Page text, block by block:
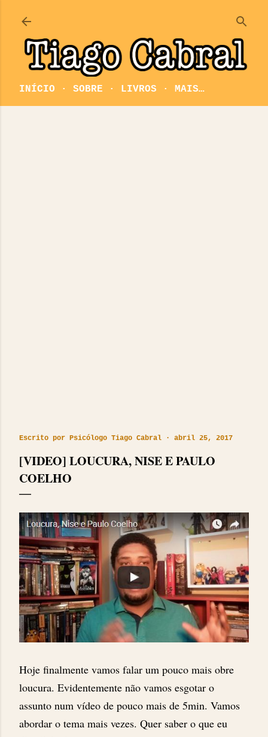
INÍCIO SOBRE LIVROS MAIS…
Escrito por Psicólogo Tiago Cabral abril 25, 2017
[VIDEO] LOUCURA, NISE E PAULO
COELHO
Hoje finalmente vamos falar um pouco mais obre
loucura. Evidentemente não vamos esgotar o
assunto num vídeo de pouco mais de 5min. Vamos
abordar o tema mais vezes. Quer saber o que eu